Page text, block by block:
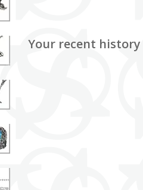
Your recent history